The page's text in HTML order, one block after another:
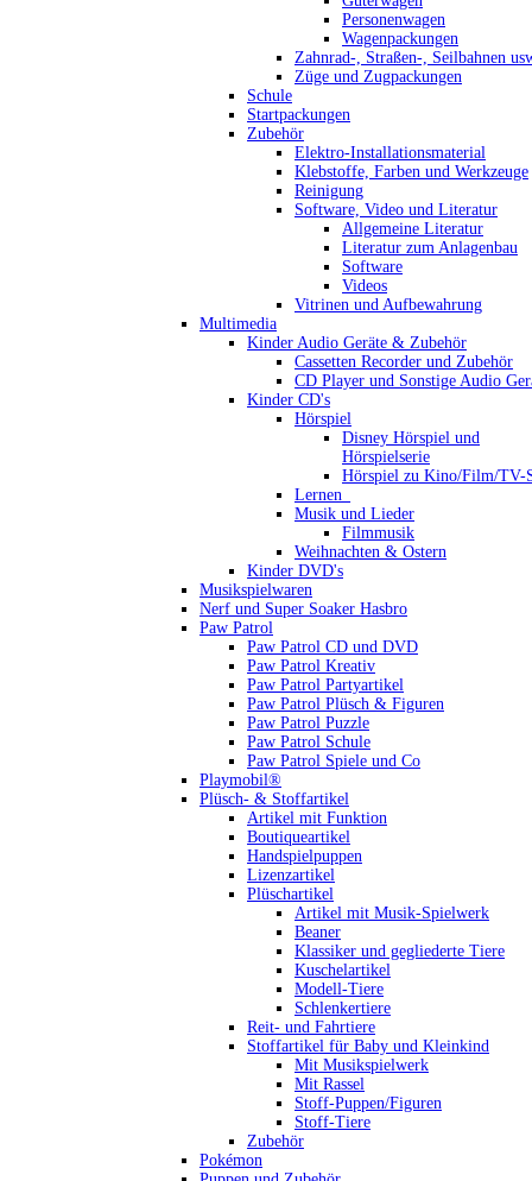
Personenwagen
Wagenpackungen
Zahnrad-, Straßen-, Seilbahnen
Züge und Zugpackungen
Schule
Startpackungen
Zubehör
Elektro-Installationsmaterial
Klebstoffe, Farben und Werkzeuge
Reinigung
Software, Video und Literatur
Allgemeine Literatur
Literatur zum Anlagenbau
Software
Videos
Vitrinen und Aufbewahrung
Multimedia
Kinder Audio Geräte & Zubehör
Cassetten Recorder und Zubehör
CD Player und Sonstige Audio
Kinder CD's
Hörspiel
Disney Hörspiel und
Hörspielserie
Hörspiel zu Kino/Film/TV-
Lernen_
Musik und Lieder
Filmmusik
Weihnachten & Ostern
Kinder DVD's
Musikspielwaren
Nerf und Super Soaker Hasbro
Paw Patrol
Paw Patrol CD und DVD
Paw Patrol Kreativ
Paw Patrol Partyartikel
Paw Patrol Plüsch & Figuren
Paw Patrol Puzzle
Paw Patrol Schule
Paw Patrol Spiele und Co
Playmobil®
Plüsch- & Stoffartikel
Artikel mit Funktion
Boutiqueartikel
Handspielpuppen
Lizenzartikel
Plüschartikel
Artikel mit Musik-Spielwerk
Beaner
Klassiker und gegliederte Tiere
Kuschelartikel
Modell-Tiere
Schlenkertiere
Reit- und Fahrtiere
Stoffartikel für Baby und Kleinkind
Mit Musikspielwerk
Mit Rassel
Stoff-Puppen/Figuren
Stoff-Tiere
Zubehör
Pokémon